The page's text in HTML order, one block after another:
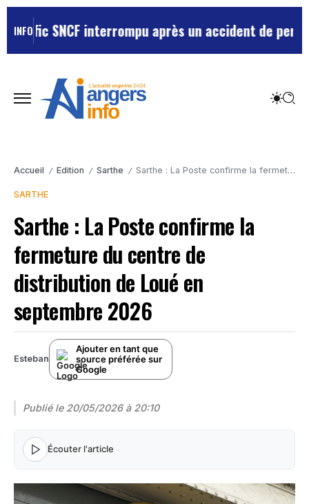
INFO
SNCF interrompu après un accident de personne
Accueil / Edition / Sarthe / Sarthe : La Poste confirme la fermeture du centre de distribution de Loué en septembre 2026
SARTHE
Sarthe : La Poste confirme la
fermeture du centre de
distribution de Loué en
septembre 2026
Esteban
Ajouter en tant que
source préférée sur
Google
Publié le 20/05/2026 à 20:10
Écouter l'article